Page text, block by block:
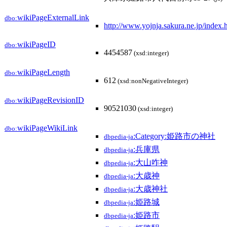
dbo:wikiPageExternalLink
http://www.yojnja.sakura.ne.jp/
dbo:wikiPageID
4454587 (xsd:integer)
dbo:wikiPageLength
612 (xsd:nonNegativeInteger)
dbo:wikiPageRevisionID
90521030 (xsd:integer)
dbo:wikiPageWikiLink
dbpedia-ja:Category:姫路市の神社
dbpedia-ja:兵庫県
dbpedia-ja:大山咋神
dbpedia-ja:大歳神
dbpedia-ja:大歳神社
dbpedia-ja:姫路城
dbpedia-ja:姫路市